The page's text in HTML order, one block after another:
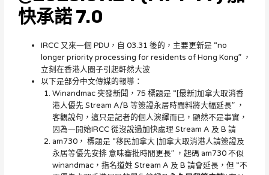
快承諾 7.0
IRCC 又來一個 PDU，自 03.31 後的，主要更新是 “no
longer priority processing for residents of Hong Kong” ，
立刻在香港人圈子引起軒然大波
以下是部分中文傳媒的報導：
Winandmac 突發新聞，75 標題是 “[最新]加拿大取消香
港人優先 Stream A/B 等簽證永居時間料將大幅延長” ，
客觀說句，這只是記者的個人演繹而已，顯然不是事實，
因為一開始IRCC 從沒說過加快處理 Stream A 及 B 請
am730， 標題是 “移民加拿大 |加拿大取消港人請簽證及
永居等優先安排 意味審批時間更長” ，起碼 am730 不似
winandmac，指名道姓 Stream A 及 B 請會延長，但 “不